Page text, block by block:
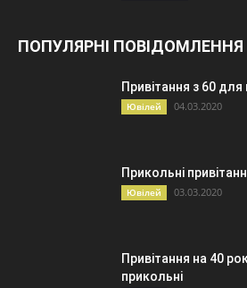
ПОПУЛЯРНІ ПОВІДОМЛЕННЯ
Привітання з 60
Ювілей 04.03.2020
Прикольні
Ювілей 03.03.2020
Привітання на 40
прикольні